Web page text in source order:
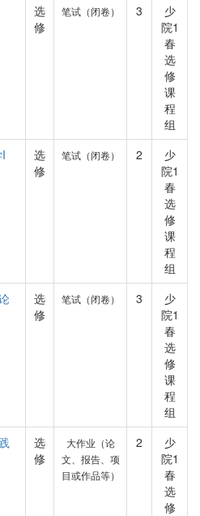
选
修
笔试（闭卷） 3
少
院1
春
选
修
课
程
组
选
修
笔试（闭卷） 2
少
院1
春
选
修
课
程
组
选
修
笔试（闭卷） 3
少
院1
春
选
修
课
程
组
选
修
大作业（论
文、报告、项
目或作品等）
2
少
院1
春
选
修